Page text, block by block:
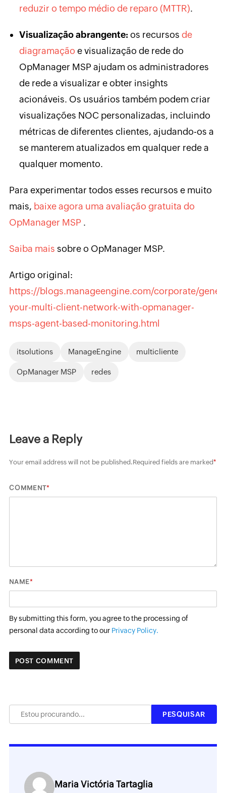
reduzir o tempo médio de reparo (MTTR).
Visualização abrangente:os recursos de
diagramação e visualização de rede do
OpManager MSP ajudam os administradores
de rede a visualizar e obter insights
acionáveis. Os usuários também podem criar
visualizações NOC personalizadas, incluindo
métricas de diferentes clientes, ajudando-os a
se manterem atualizados em qualquer rede a
qualquer momento.
Para experimentar todos esses recursos e muito
mais, baixe agora uma avaliação gratuita do
OpManager MSP .
Saiba mais sobre o OpManager MSP.
Artigo original:
https://blogs.manageengine.com/corporate/
your-multi-client-network-with-opmanager-
msps-agent-based-monitoring.html
itsolutions ManageEngine multicliente
OpManager MSP redes
Leave a Reply
Your email address will not be published.Required fields are marked*
COMMENT*
NAME*
By submitting this form, you agree to the processing of
personal data according to our Privacy Policy.
Maria Victória Tartaglia